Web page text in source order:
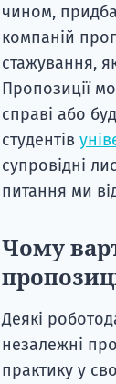
чином,
компаній
стажування,
Пропозиції
справі або
студентів
супровідні
питання ми
Чому
Деякі
незалежні
практику у